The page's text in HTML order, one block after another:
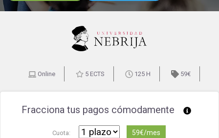
Online 5 ECTS 125 H 59€
Fracciona tus pagos cómodamente
Cuota: 59€/mes